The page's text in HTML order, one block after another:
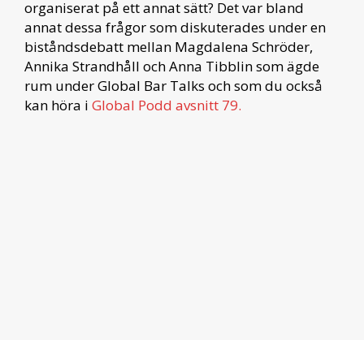
organiserat på ett annat sätt? Det var bland
annat dessa frågor som diskuterades under en
biståndsdebatt mellan Magdalena Schröder,
Annika Strandhåll och Anna Tibblin som ägde
rum under Global Bar Talks och som du också
kan höra i Global Podd avsnitt 79.